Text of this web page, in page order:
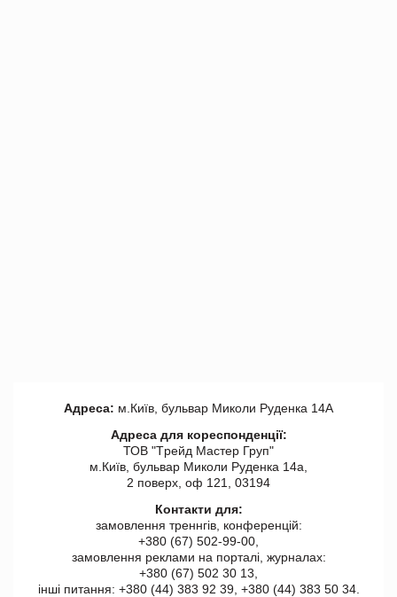
Адреса: м.Київ, бульвар Миколи Руденка 14А
Адреса для кореспонденції:
ТОВ "Tрейд Мастер Груп"
м.Київ, бульвар Миколи Руденка 14а,
2 поверх, оф 121, 03194
Контакти для:
замовлення треннгів, конференцій:
+380 (67) 502-99-00,
замовлення реклами на порталі, журналах:
+380 (67) 502 30 13,
інші питання: +380 (44) 383 92 39, +380 (44) 383 50 34.